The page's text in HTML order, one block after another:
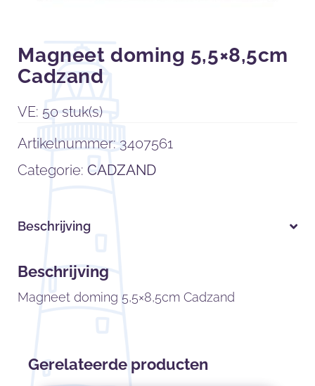
Magneet doming 5,5×8,5cm
Cadzand
VE: 50 stuk(s)
Artikelnummer: 3407561
Categorie:CADZAND
Beschrijving
Beschrijving
Magneet doming 5,5×8,5cm Cadzand
Gerelateerde producten